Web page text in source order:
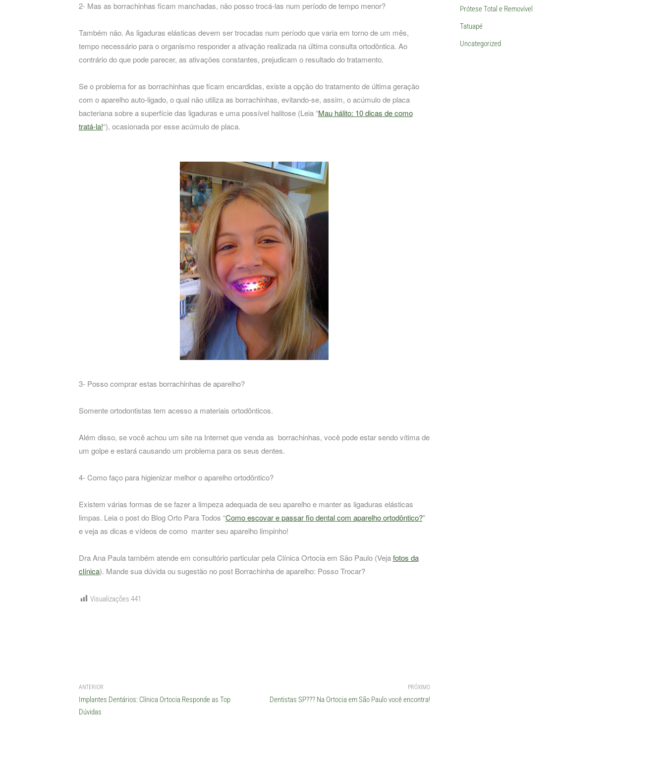
2- Mas as borrachinhas ficam manchadas, não posso trocá-las num período de tempo menor?
Também não. As ligaduras elásticas devem ser trocadas num período que varia em torno de um mês,
tempo necessário para o organismo responder a ativação realizada na última consulta ortodôntica. Ao
contrário do que pode parecer, as ativações constantes, prejudicam o resultado do tratamento.
Se o problema for as borrachinhas que ficam encardidas, existe a opção do tratamento de última geração
com o aparelho auto-ligado, o qual não utiliza as borrachinhas, evitando-se, assim, o acúmulo de placa
bacteriana sobre a superfície das ligaduras e uma possível halitose (Leia “Mau hálito: 10 dicas de como
tratá-la!“), ocasionada por esse acúmulo de placa.
3- Posso comprar estas borrachinhas de aparelho?
Somente ortodontistas tem acesso a materiais ortodônticos.
Além disso, se você achou um site na Internet que venda as borrachinhas, você pode estar sendo vítima de
um golpe e estará causando um problema para os seus dentes.
4- Como faço para higienizar melhor o aparelho ortodôntico?
Existem várias formas de se fazer a limpeza adequada de seu aparelho e manter as ligaduras elásticas
limpas. Leia o post do Blog Orto Para Todos “Como escovar e passar fio dental com aparelho ortodôntico?”
e veja as dicas e vídeos de como manter seu aparelho limpinho!
Dra Ana Paula também atende em consultório particular pela Clínica Ortocia em São Paulo (Vejafotos da
clínica). Mande sua dúvida ou sugestão no post Borrachinha de aparelho: Posso Trocar?
Visualizações 441
ANTERIOR
Implantes Dentários: Clínica Ortocia Responde as Top
Dúvidas
PRÓXIMO
Dentistas SP??? Na Ortocia em São Paulo você encontra!
Prótese Total e Removível
Tatuapé
Uncategorized